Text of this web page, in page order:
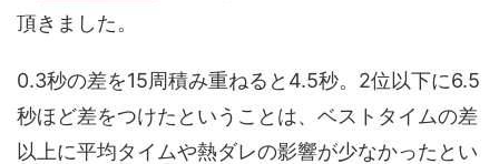
頂きました。
0.3秒の差を15周積み重ねると4.5秒。2位以下に6.5
秒ほど差をつけたということは、ベストタイムの差
以上に平均タイムや熱ダレの影響が少なかったとい